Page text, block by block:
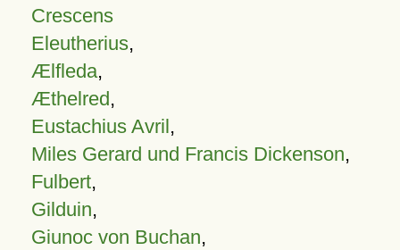
Crescens
Eleutherius,
Ælfleda,
Æthelred,
Eustachius Avril,
Miles Gerard und Francis Dickenson,
Fulbert,
Gilduin,
Giunoc von Buchan,